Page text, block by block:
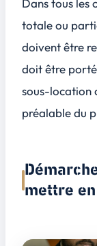
totale ou
doivent être
doit être
sous-location
préalable du
mettre